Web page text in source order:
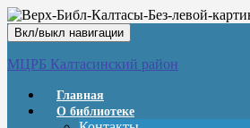
Вкл/выкл навигации
МЦРБ Калтасинский район
Главная
О библиотеке